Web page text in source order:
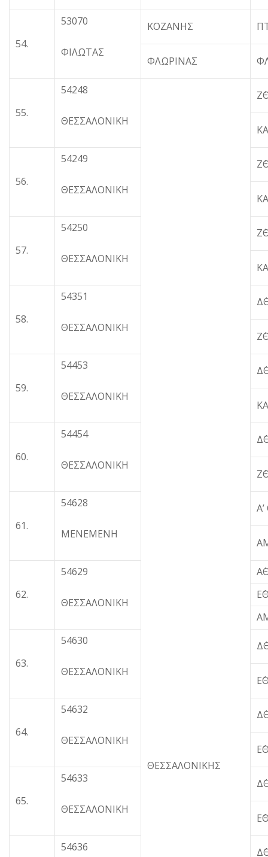
54.
53070
ΦΙΛΩΤΑΣ
ΚΟΖΑΝΗΣ
ΦΛΩΡΙΝΑΣ
55.
54248
ΘΕΣΣΑΛΟΝΙΚΗ
ΘΕΣΣΑΛΟΝΙΚΗΣ
56.
54249
ΘΕΣΣΑΛΟΝΙΚΗ
57.
54250
ΘΕΣΣΑΛΟΝΙΚΗ
58.
54351
ΘΕΣΣΑΛΟΝΙΚΗ
59.
54453
ΘΕΣΣΑΛΟΝΙΚΗ
60.
54454
ΘΕΣΣΑΛΟΝΙΚΗ
61.
54628
MENEMENH
62.
54629
ΘΕΣΣΑΛΟΝΙΚΗ
63.
54630
ΘΕΣΣΑΛΟΝΙΚΗ
64.
54632
ΘΕΣΣΑΛΟΝΙΚΗ
65.
54633
ΘΕΣΣΑΛΟΝΙΚΗ
54636